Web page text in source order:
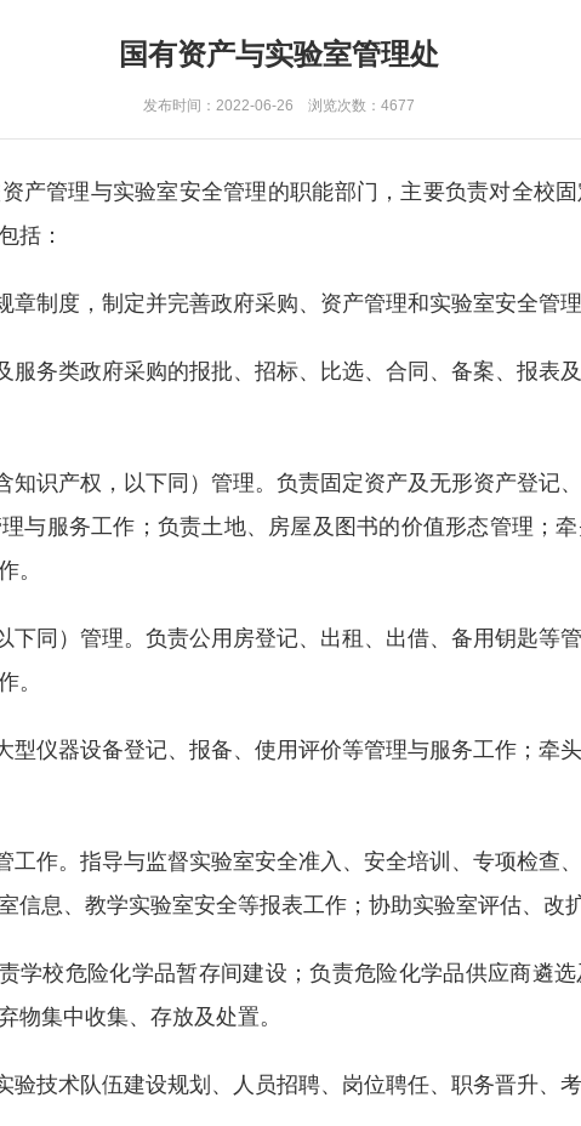
国有资产与实验室管理处
发布时间：2022-06-26 浏览次数： 4677
产管理与实验室安全管理的职能部门，主要负责对全校
括：
章制度，制定并完善政府采购、资产管理和实验室安全管理
服务类政府采购的报批、招标、比选、合同、备案、报表
知识产权，以下同）管理。负责固定资产及无形资产登记
与服务工作；负责土地、房屋及图书的价值形态管理；
。
下同）管理。负责公用房登记、出租、出借、备用钥匙等
。
型仪器设备登记、报备、使用评价等管理与服务工作；牵
工作。指导与监督实验室安全准入、安全培训、专项检查
信息、教学实验室安全等报表工作；协助实验室评估、改
学校危险化学品暂存间建设；负责危险化学品供应商遴
物集中收集、存放及处置。
验技术队伍建设规划、人员招聘、岗位聘任、职务晋升、考